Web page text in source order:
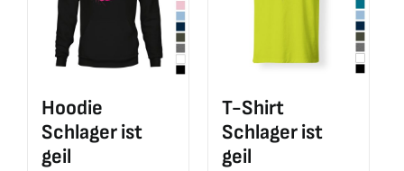
Optionen
können
Produktseite
können
Produktseite
Hoodie
Schlager ist
geil
T-Shirt
Schlager ist
geil